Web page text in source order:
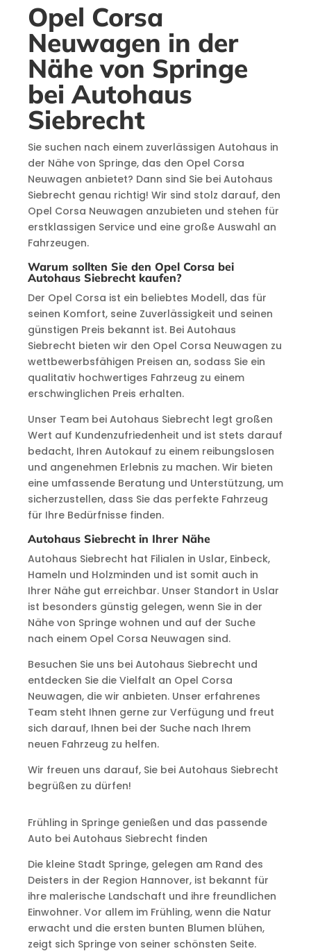
Opel Corsa
Neuwagen in der
Nähe von Springe
bei Autohaus
Siebrecht
Sie suchen nach einem zuverlässigen Autohaus in
der Nähe von Springe, das den Opel Corsa
Neuwagen anbietet? Dann sind Sie bei Autohaus
Siebrecht genau richtig! Wir sind stolz darauf, den
Opel Corsa Neuwagen anzubieten und stehen für
erstklassigen Service und eine große Auswahl an
Fahrzeugen.
Warum sollten Sie den Opel Corsa bei
Autohaus Siebrecht kaufen?
Der Opel Corsa ist ein beliebtes Modell, das für
seinen Komfort, seine Zuverlässigkeit und seinen
günstigen Preis bekannt ist. Bei Autohaus
Siebrecht bieten wir den Opel Corsa Neuwagen zu
wettbewerbsfähigen Preisen an, sodass Sie ein
qualitativ hochwertiges Fahrzeug zu einem
erschwinglichen Preis erhalten.
Unser Team bei Autohaus Siebrecht legt großen
Wert auf Kundenzufriedenheit und ist stets darauf
bedacht, Ihren Autokauf zu einem reibungslosen
und angenehmen Erlebnis zu machen. Wir bieten
eine umfassende Beratung und Unterstützung, um
sicherzustellen, dass Sie das perfekte Fahrzeug
für Ihre Bedürfnisse finden.
Autohaus Siebrecht in Ihrer Nähe
Autohaus Siebrecht hat Filialen in Uslar, Einbeck,
Hameln und Holzminden und ist somit auch in
Ihrer Nähe gut erreichbar. Unser Standort in Uslar
ist besonders günstig gelegen, wenn Sie in der
Nähe von Springe wohnen und auf der Suche
nach einem Opel Corsa Neuwagen sind.
Besuchen Sie uns bei Autohaus Siebrecht und
entdecken Sie die Vielfalt an Opel Corsa
Neuwagen, die wir anbieten. Unser erfahrenes
Team steht Ihnen gerne zur Verfügung und freut
sich darauf, Ihnen bei der Suche nach Ihrem
neuen Fahrzeug zu helfen.
Wir freuen uns darauf, Sie bei Autohaus Siebrecht
begrüßen zu dürfen!
Frühling in Springe genießen und das passende
Auto bei Autohaus Siebrecht finden
Die kleine Stadt Springe, gelegen am Rand des
Deisters in der Region Hannover, ist bekannt für
ihre malerische Landschaft und ihre freundlichen
Einwohner. Vor allem im Frühling, wenn die Natur
erwacht und die ersten bunten Blumen blühen,
zeigt sich Springe von seiner schönsten Seite.